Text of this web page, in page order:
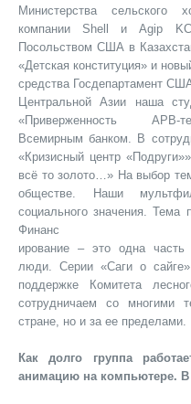
Министерства сельского
компании Shell и Agip
Посольством США в
«Детская конституция» и
средства Госдепартамент
Центральной Азии наша
«Приверженность АРВ-
Всемирным банком. В
«Кризисный центр
всё то золото…» На выбор
обществе. Наши
социального значения.
Финанс
ирование – это одна
люди. Серии «Саги о
поддержке Комитета
сотрудничаем со многими
стране, но и за ее пределами.
Как долго группа
анимацию на компьютере. В